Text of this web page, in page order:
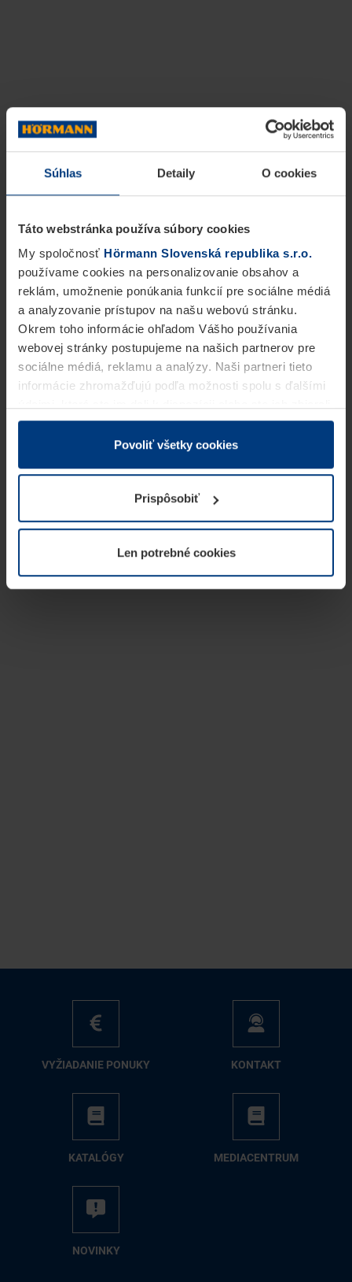
Súhlas Detaily O cookies
Táto webstránka používa súbory cookies
My spoločnosť Hörmann Slovenská republika s.r.o.
používame cookies na personalizovanie obsahov a
reklám, umožnenie ponúkania funkcií pre sociálne médiá
a analyzovanie prístupov na našu webovú stránku.
Okrem toho informácie ohľadom Vášho používania
webovej stránky postupujeme na našich partnerov pre
sociálne médiá, reklamu a analýzy. Naši partneri tieto
informácie zhromažďujú podľa možnosti spolu s ďalšími
v rámci Vášho využívania služieb.
Z právneho hľadiska môžeme cookies ukladať na Vašom
prevádzku tejto stránky. Pre všetky ostatné typy cookie
potrebujeme Vaše povolenie. Vaše povolenie môžete
kedykoľvek zmeniť alebo odvolať vo vysvetlení cookie
našej webovej stránky.
Povoliť všetky cookies
Prispôsobiť
Len potrebné cookies
VY­ŽIA­DA­NIE PO­NU­KY KON­TAKT
KA­TA­LÓ­GY ME­DIA­CEN­TRUM
NO­VIN­KY